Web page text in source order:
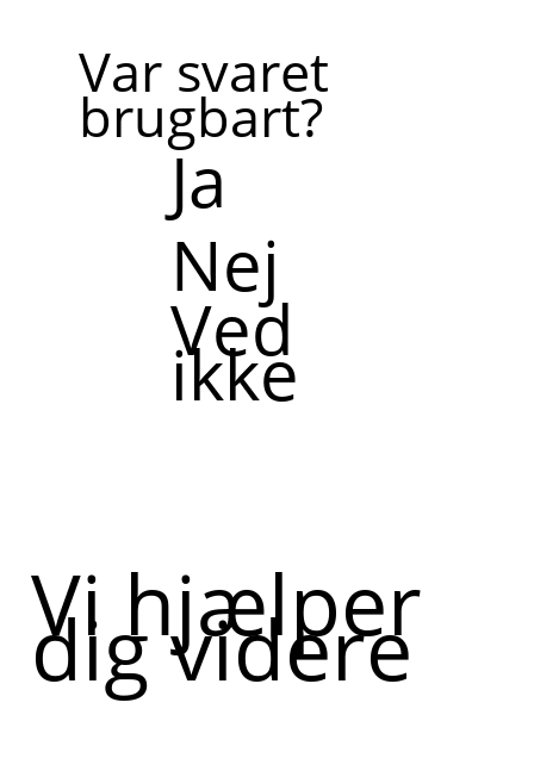
Var svaret
brugbart?
Ja
Nej
Ved
ikke
Vi hjælper
dig videre